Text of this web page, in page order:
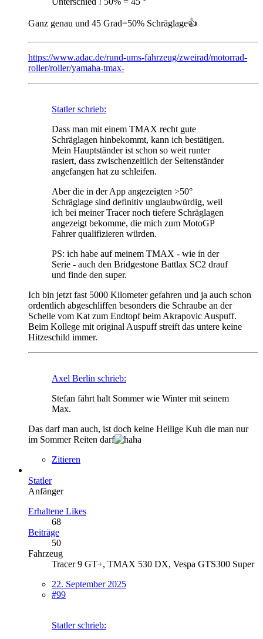
Ganz genau und 45 Grad=50% Schräglage👍
https://www.adac.de/rund-ums-fahrzeug/zweirad/motorrad-
roller/roller/yamaha-tmax-
Statler schrieb:
Dass man mit einem TMAX recht gute
Schräglagen hinbekommt, kann ich bestätigen.
Mein Hauptständer ist schon so weit runter
rasiert, dass zwischenzeitlich der Seitenständer
angefangen hat zu schleifen.
Aber die in der App angezeigten >50°
Schräglage sind definitiv unglaubwürdig, weil
ich bei meiner Tracer noch tiefere Schräglagen
angezeigt bekomme, die mich zum MotoGP
Fahrer qualifizieren würden.
PS: ich habe auf meinem TMAX - wie in der
Serie - auch den Bridgestone Battlax SC2 drauf
und finde den super.
Ich bin jetzt fast 5000 Kilometer gefahren und ja auch schon
ordentlich abgeschliffen besonders die Schraube an der
Schelle vom Kat zum Endtopf beim Akrapovic Auspuff.
Beim Kollege mit original Auspuff streift das untere keine
Hitzeschild immer.
Axel Berlin schrieb:
Stefan fährt halt Sommer wie Winter mit seinem
Max.
Das darf man auch, ist doch keine Heilige Kuh die man nur
im Sommer Reiten darf
Zitieren
Statler
Anfänger
Erhaltene Likes
68
Beiträge
50
Fahrzeug
Tracer 9 GT+, TMAX 530 DX, Vespa GTS300 Super
22. September 2025
#99
Statler schrieb: